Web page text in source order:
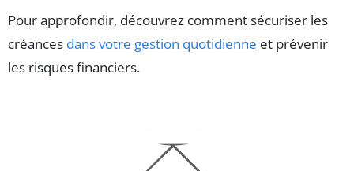
Pour approfondir, découvrez comment sécuriser les
créances dans votre gestion quotidienne et prévenir
les risques financiers.